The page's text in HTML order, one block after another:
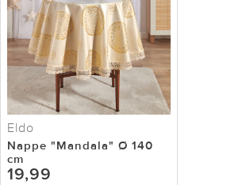
Eldo
Nappe "Mandala" Ø 140
cm
19,99